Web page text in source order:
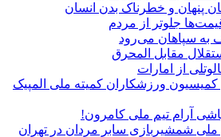
پنهان و خطرناک بدن انسان
جلوتر از مردم
به سپاهان می‌رود
مقابل المحرق
از امارات
ورزشکاران کمیته ملی المپیک
آرام تیم ملی کامرون!
ملی شمشیربازی سابر مردان در تهران